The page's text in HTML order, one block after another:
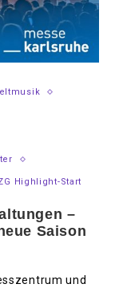
Highlight-Start
–
Saison
und